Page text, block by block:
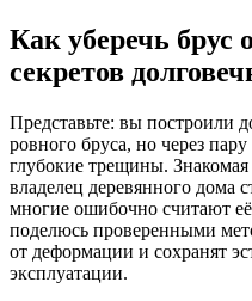
Как уберечь брус
секретов
Представьте: вы построили
ровного бруса, но через
глубокие трещины.
владелец деревянного дома
многие ошибочно считают
поделюсь проверенными
от деформации и сохранят
эксплуатации.